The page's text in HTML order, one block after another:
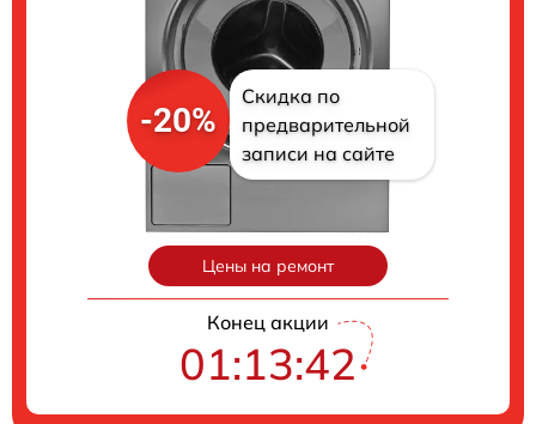
-20%
Скидка по
предварительной
записи на сайте
Цены на ремонт
Конец акции
01:13:41